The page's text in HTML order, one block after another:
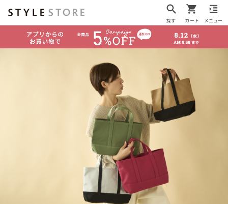
探す カート メニュー